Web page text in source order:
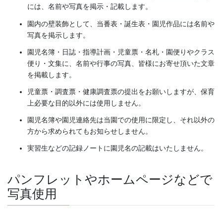
には、名前や写真を掲示・記載します。
園内の壁装飾として、当番表・誕生表・園児作品には名前や
写真を掲示します。
園児名簿・日誌・指導計画・児童票・名札・園便りやクラス
便り・文集に、名前や行事の写真、皆様にお寄せ頂いた文章
を掲載します。
児童票・調査票・健康調査票の提出をお願いしますが、保育
上必要な目的以外には使用しません。
園児名簿や園児連絡先は当園での使用に限定し、それ以外の
方から求められてもお知らせしません。
実習生などの記録ノートに園児名の記載はいたしません。
パンフレットやホームページなどで
写真使用